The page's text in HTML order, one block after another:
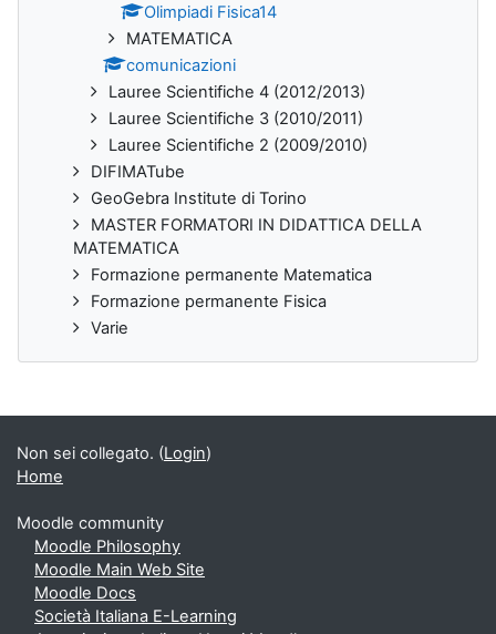
Olimpiadi Fisica14
MATEMATICA
comunicazioni
Lauree Scientifiche 4 (2012/2013)
Lauree Scientifiche 3 (2010/2011)
Lauree Scientifiche 2 (2009/2010)
DIFIMATube
GeoGebra Institute di Torino
MASTER FORMATORI IN DIDATTICA DELLA
MATEMATICA
Formazione permanente Matematica
Formazione permanente Fisica
Varie
Non sei collegato. (Login)
Home
Moodle community
Moodle Philosophy
Moodle Main Web Site
Moodle Docs
Società Italiana E-Learning